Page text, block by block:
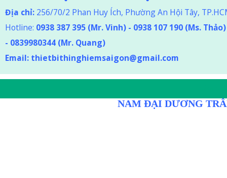
Địa chỉ: 256/70/2 Phan Huy Ích, Phường An Hội Tây,
Hotline: 0938 387 395 (Mr. Vinh) - 0938 107 190 (Ms. Thảo)
- 0839980344 (Mr. Quang)
Email: thietbithinghiemsaigon@gmail.com
NAM ĐẠI DƯƠNG